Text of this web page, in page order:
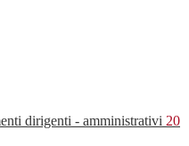
dirigenti - amministrativi 20